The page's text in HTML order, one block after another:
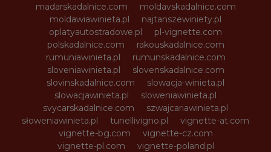
madarskadalnice.com
moldavskadalnice.com
moldawiawinieta.pl
najtanszewiniety.pl
oplatyautostradowe.pl
pl-vignette.com
polskadalnice.com
rakouskadalnice.com
rumuniawinieta.pl
rumunskadalnice.com
sloveniawinieta.pl
slovenskadalnice.com
slovinskadalnice.com
slowacja-winieta.pl
slowacjawinieta.pl
sloweniawinieta.pl
svycarskadalnice.com
szwajcariawinieta.pl
słoweniawinieta.pl
tunellivigno.pl
vignette-at.com
vignette-bg.com
vignette-cz.com
vignette-pl.com
vignette-poland.pl